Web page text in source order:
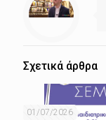
Σχετικά άρθρα
01/07/2026